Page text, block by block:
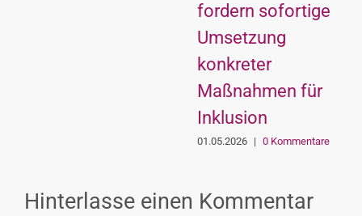
fordern sofortige
Umsetzung
konkreter
Maßnahmen für
Inklusion
01.05.2026 | 0 Kommentare
Hinterlasse einen Kommentar